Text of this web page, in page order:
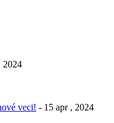
2024
veci! - 15 apr , 2024